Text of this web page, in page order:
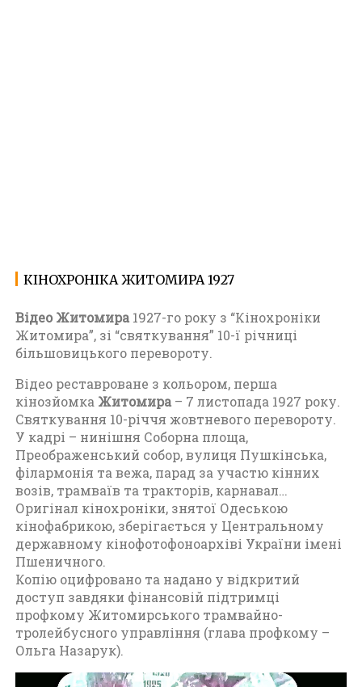
22.01.2022
В
д
е
о
и
т
о
м
и
р
а
,
Ф
о
о
Ж
и
т
м
КІНОХРОНІКА ЖИТОМИРА 1927
Відео Житомира 1927-го року з “Кінохроніки
Житомира”, зі “святкування” 10-ї річниці
більшовицького перевороту.
Відео реставроване з кольором, перша
кінозйомка Житомира – 7 листопада 1927 року.
Святкування 10-річчя жовтневого перевороту.
У кадрі – нинішня Соборна площа,
Преображенський собор, вулиця Пушкінська,
філармонія та вежа, парад за участю кінних
возів, трамваїв та тракторів, карнавал…
Оригінал кінохроніки, знятої Одеською
кінофабрикою, зберігається у Центральному
державному кінофотофоноархіві України імені
Пшеничного.
Копію оцифровано та надано у відкритий
доступ завдяки фінансовій підтримці
профкому Житомирського трамвайно-
тролейбусного управління (глава профкому –
Ольга Назарук).